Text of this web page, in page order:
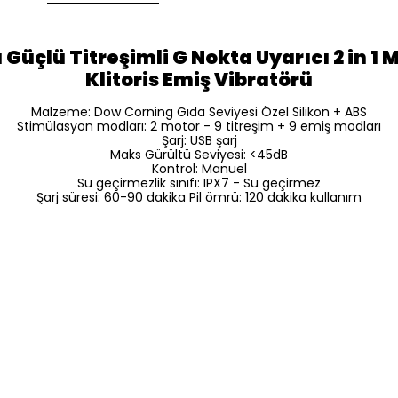
Güçlü Titreşimli G Nokta Uyarıcı 2 in 1
Klitoris Emiş Vibratörü
Malzeme: Dow Corning Gıda Seviyesi Özel Silikon + ABS
Stimülasyon modları: 2 motor - 9 titreşim + 9 emiş modları
Şarj: USB şarj
Maks Gürültü Seviyesi: <45dB
Kontrol: Manuel
Su geçirmezlik sınıfı: IPX7 - Su geçirmez
Şarj süresi: 60-90 dakika Pil ömrü: 120 dakika kullanım